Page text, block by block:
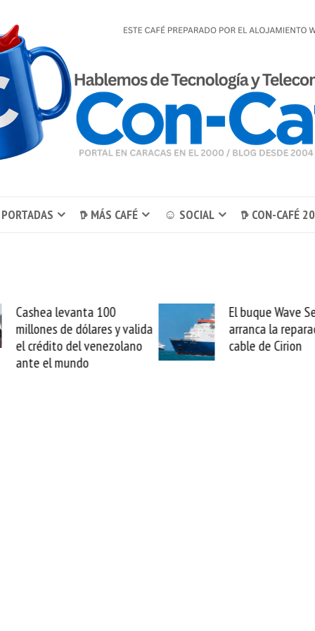
𖠚 MÁS CAFÉ ☺ SOCIAL 𖠚 CON-CAFÉ
El buque Wave Sentinel
arranca la reparación del
cable de Cirion
Uber se lleva
sabemos todo lo
mejorar
esta movida